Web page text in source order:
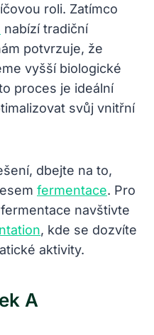
roli. Zatímco
nabízí tradiční
potvrzuje, že
vyšší biologické
proces je ideální
svůj vnitřní
dbejte na to,
fermentace. Pro
navštivte
, kde se dozvíte
aktivity.
A